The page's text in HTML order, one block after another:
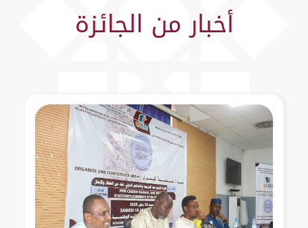
أخبار من الجائزة